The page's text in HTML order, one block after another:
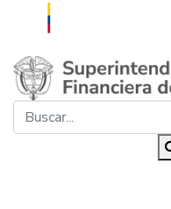
Saltar al contenido principal